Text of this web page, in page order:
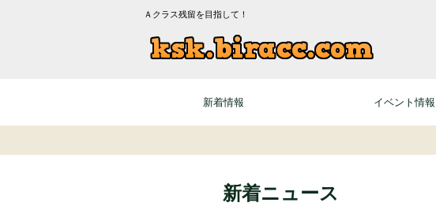
Ａクラス残留を目指して！
新着情報 イベント情報
新着ニュース